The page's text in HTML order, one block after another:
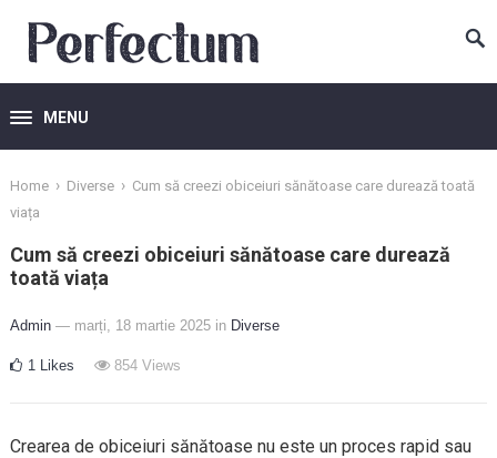
MENU
Home › Diverse › Cum să creezi obiceiuri sănătoase care durează toată
viața
Cum să creezi obiceiuri sănătoase care durează
toată viața
Admin — marți, 18 martie 2025 in Diverse
1 Likes 854Views
Crearea de obiceiuri sănătoase nu este un proces rapid sau